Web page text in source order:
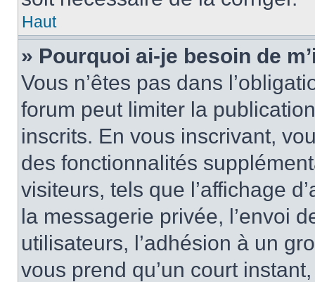
Haut
» Pourquoi ai-je besoin de
Vous n’êtes pas dans
forum peut limiter la
inscrits. En vous inscrivant,
des fonctionnalités
visiteurs, tels que l’affichage
la messagerie privée, l’envoi
utilisateurs, l’adhésion à un
vous prend qu’un court